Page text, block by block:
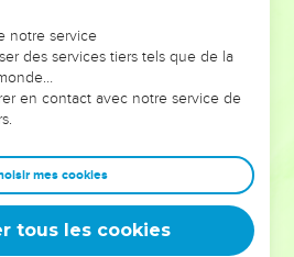
on voit moins les doutes, les erreurs
ont traversés, alors même que ce
qui les ont façonnés.
entrepreneurs, et responsables
de sagesse afin que leurs erreurs
Que vous guidiez un ministère, une
famille, leur expérience est faite
notre service
des services tiers tels que de la
en contact avec notre service de
mes cookies
tous les cookies